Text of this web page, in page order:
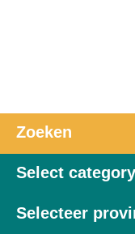
Zoeken
Select category
Selecteer